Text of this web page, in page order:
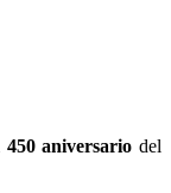
450 aniversario del